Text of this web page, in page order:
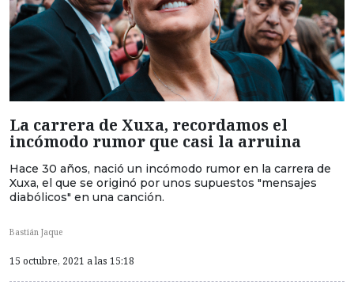
La carrera de Xuxa, recordamos el
incómodo rumor que casi la arruina
Hace 30 años, nació un incómodo rumor en la carrera de
Xuxa, el que se originó por unos supuestos "mensajes
diabólicos" en una canción.
Bastián Jaque
15 octubre, 2021 a las 15:18